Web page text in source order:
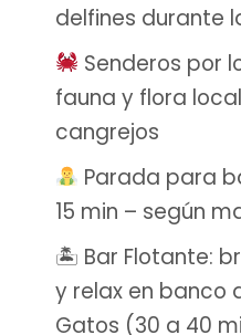
delfines durante
Senderos por
fauna y flora
cangrejos
Parada para
15 min – según
🏝 Bar Flotante:
y relax en banco
Gatos (30 a 40